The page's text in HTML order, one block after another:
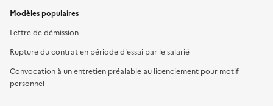
Modèles populaires
Lettre de démission
Rupture du contrat en période d'essai par le salarié
Convocation à un entretien préalable au licenciement pour motif
personnel